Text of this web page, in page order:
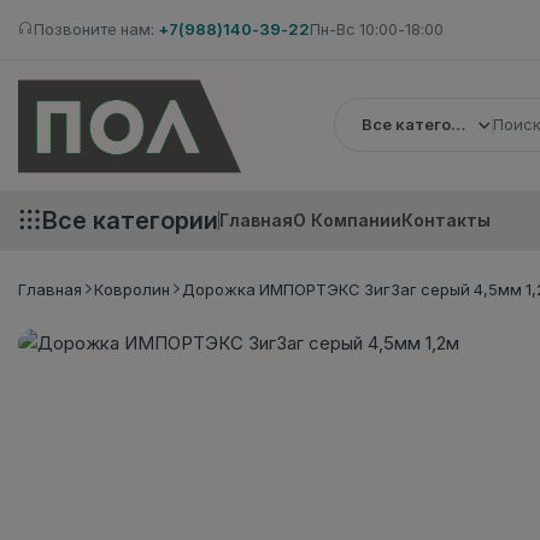
Позвоните нам: +7(988)140-39-22Пн-Вс 10:00-18:00
Все категории
Все категорииГлавнаяО КомпанииКонтакты
Главная Ковролин Дорожка ИМПОРТЭКС ЗигЗаг серый 4,5мм